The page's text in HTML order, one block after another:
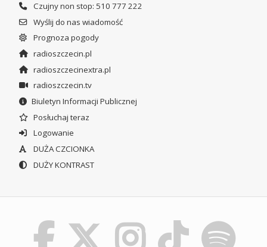
Czujny non stop: 510 777 222
Wyślij do nas wiadomość
Prognoza pogody
radioszczecin.pl
radioszczecinextra.pl
radioszczecin.tv
Biuletyn Informacji Publicznej
Posłuchaj teraz
Logowanie
DUŻA CZCIONKA
DUŻY KONTRAST